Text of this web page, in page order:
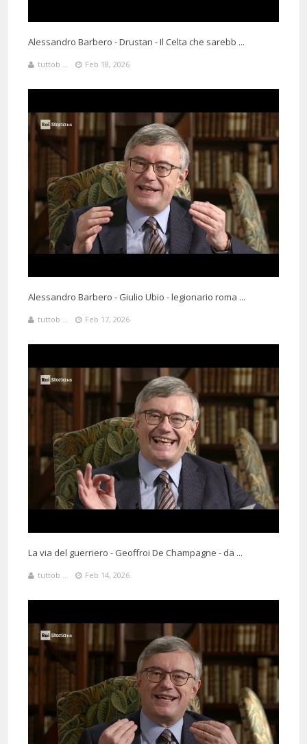
Alessandro Barbero - Drustan - Il Celta che sarebb ...
tuttob ... Feb 18, 2026
Alessandro Barbero - Giulio Ubio - legionario roma ...
tuttob ... Feb 17, 2026
La via del guerriero - Geoffroi De Champagne - da ...
tuttob ... Feb 14, 2026